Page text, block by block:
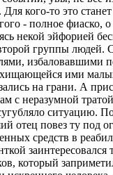
кого-то это
- полное фиаско,
некой эйфорией
группы людей.
избаловавшими
ими
на грани. А
с неразумной
ситуацию.
отец повез ту под
средств в
заинтересовался
который